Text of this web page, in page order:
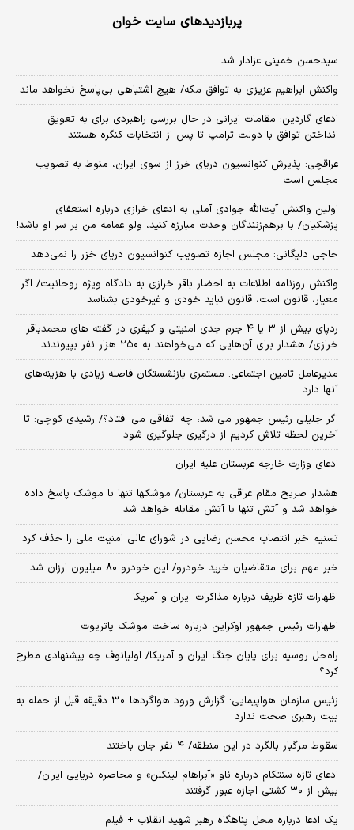
پربازدیدهای سایت خوان
سیدحسن خمینی عزادار شد
واکنش ابراهیم عزیزی به توافق مکه/ هیچ اشتباهی بی‌پاسخ نخواهد ماند
ادعای گاردین: مقامات ایرانی در حال بررسی راهبردی برای به تعویق
انداختن توافق با دولت ترامپ تا پس از انتخابات کنگره هستند
عراقچی: پذیرش کنوانسیون دریای خرز از سوی ایران، منوط به تصویب
مجلس است
اولین واکنش آیت‌الله جوادی آملی به ادعای خرازی درباره استعفای
پزشکیان/ با برهم‌زنندگان وحدت مبارزه کنید، ولو عمامه من بر سر او باشد!
حاجی دلیگانی: مجلس اجازه تصویب کنوانسیون دریای خزر را نمی‌دهد
واکنش روزنامه اطلاعات به احضار باقر خرازی به دادگاه ویژه روحانیت/ اگر
معیار، قانون است، قانون نباید خودی و غیرخودی بشناسد
ردپای بیش از ۳ یا ۴ جرم جدی امنیتی و کیفری در گفته های محمدباقر
خرازی/ هشدار برای آن‌هایی که می‌خواهند به ۲۵۰ هزار نفر بپیوندند
مدیرعامل تامین اجتماعی: مستمری بازنشستگان فاصله زیادی با هزینه‌های
آنها دارد
اگر جلیلی رئیس جمهور می شد، چه اتفاقی می افتاد؟/ رشیدی کوچی: تا
آخرین لحظه تلاش کردیم از درگیری جلوگیری شود
ادعای وزارت خارجه عربستان علیه ایران
هشدار صریح مقام عراقی به عربستان/ موشکها تنها با موشک پاسخ داده
خواهد شد و آتش تنها با آتش مقابله خواهد شد
تسنیم خبر انتصاب محسن رضایی در شورای عالی امنیت ملی را حذف کرد
خبر مهم برای متقاضیان خرید خودرو/ این خودرو ۸۰ میلیون ارزان شد
اظهارات تازه ظریف درباره مذاکرات ایران و آمریکا
اظهارات رئیس جمهور اوکراین درباره ساخت موشک پاتریوت
راه‌حل روسیه برای پایان جنگ ایران و آمریکا/ اولیانوف چه پیشنهادی مطرح
کرد؟
زئیس سازمان هواپیمایی: گزارش ورود هواگردها ٣٠ دقیقه قبل از حمله به
بیت رهبری صحت ندارد
سقوط مرگبار بالگرد در این منطقه/ ۴ نفر جان باختند
ادعای تازه سنتکام درباره ناو «آبراهام لینکلن» و محاصره دریایی ایران/
بیش از ۳۰ کشتی اجازه عبور گرفتند
یک ادعا درباره محل پناهگاه‌ رهبر شهید انقلاب + فیلم